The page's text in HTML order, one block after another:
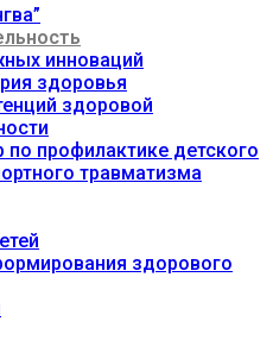
инноваций
здоровья
здоровой
по профилактике детского
травматизма
здорового